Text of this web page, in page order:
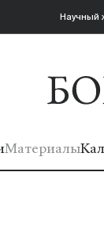
Научный
Материалы